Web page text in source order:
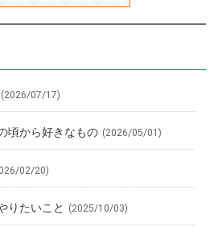
(2026/07/17)
頃から好きなもの (2026/05/01)
02/20)
りたいこと (2025/10/03)